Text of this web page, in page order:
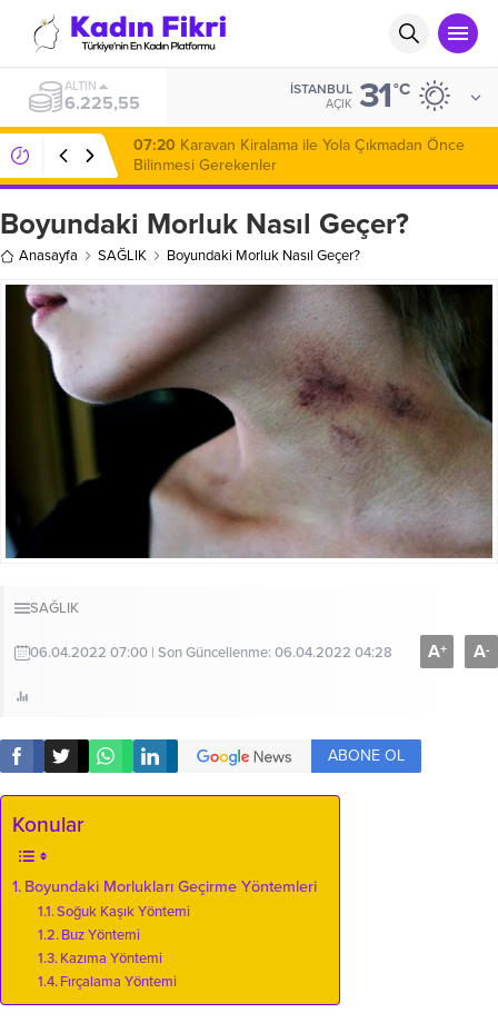
ALTIN
6.225,55
İSTANBUL
AÇIK 31°C
07:20 Karavan Kiralama ile Yola Çıkmadan Önce
Bilinmesi Gerekenler
Boyundaki Morluk Nasıl Geçer?
Anasayfa SAĞLIK Boyundaki Morluk Nasıl Geçer?
SAĞLIK
06.04.2022 07:00 | Son Güncellenme: 06.04.2022 04:28 A+ A-
ABONE OL
Konular
Boyundaki Morlukları Geçirme Yöntemleri
Soğuk Kaşık Yöntemi
Buz Yöntemi
Kazıma Yöntemi
Fırçalama Yöntemi